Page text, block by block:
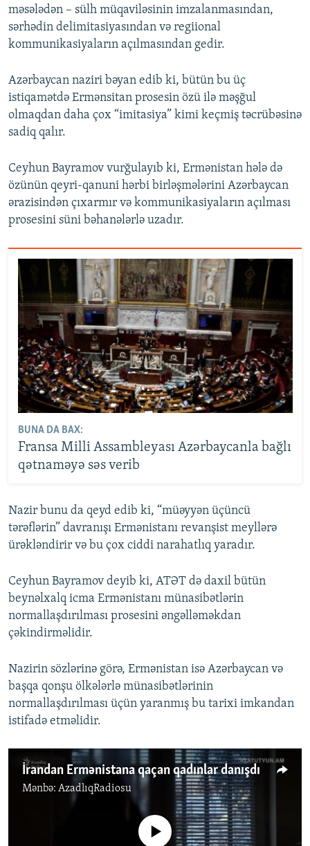
məsələdən – sülh müqaviləsinin imzalanmasından,
sərhədin delimitasiyasından və regiional
kommunikasiyaların açılmasından gedir.
Azərbaycan naziri bəyan edib ki, bütün bu üç
istiqamətdə Ermənsitan prosesin özü ilə məşğul
olmaqdan daha çox “imitasiya” kimi keçmiş təcrübəsinə
sadiq qalır.
Ceyhun Bayramov vurğulayıb ki, Ermənistan hələ də
özünün qeyri-qanuni hərbi birləşmələrini Azərbaycan
ərazisindən çıxarmır və kommunikasiyaların açılması
prosesini süni bəhanələrlə uzadır.
BUNA DA BAX:
Fransa Milli Assambleyası Azərbaycanla bağlı
qətnaməyə səs verib
Nazir bunu da qeyd edib ki, “müəyyən üçüncü
tərəflərin” davranışı Ermənistanı revanşist meyllərə
ürəkləndirir və bu çox ciddi narahatlıq yaradır.
Ceyhun Bayramov deyib ki, ATƏT də daxil bütün
beynəlxalq icma Ermənistanı münasibətlərin
normallaşdırılması prosesini əngəlləməkdan
çəkindirməlidir.
Nazirin sözlərinə görə, Ermənistan isə Azərbaycan və
başqa qonşu ölkələrlə münasibətlərinin
normallaşdırılması üçün yaranmış bu tarixi imkandan
istifadə etməlidir.
İrandan Ermənistana qaçan qadınlar danışdı
Mənbə: AzadlıqRadiosu
No media source currently available